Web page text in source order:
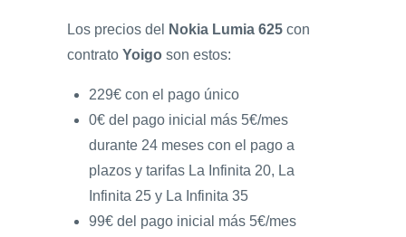
Los precios del Nokia Lumia 625 con
contrato Yoigo son estos:
229€ con el pago único
0€ del pago inicial más 5€/mes
durante 24 meses con el pago a
plazos y tarifas La Infinita 20, La
Infinita 25 y La Infinita 35
99€ del pago inicial más 5€/mes